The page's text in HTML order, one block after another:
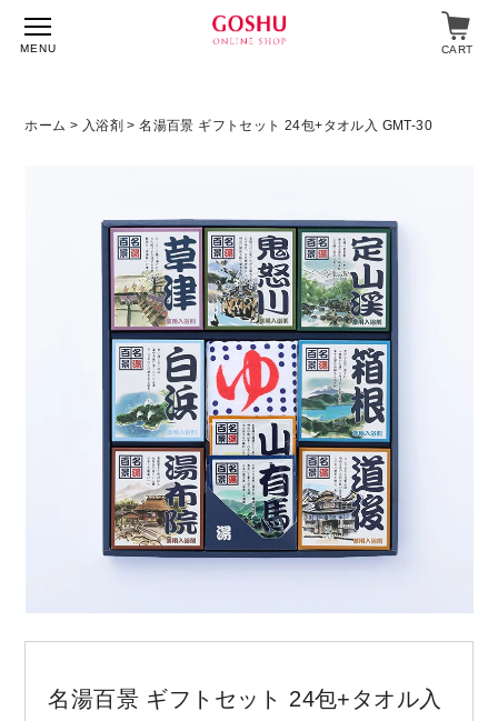
スキンケア
マイページ ログイン
ショップガイド よくあるご質問
ギフト対応について メルマガ登録
お問い合わせ
コーポレートサイト
MENU CART
ホーム > 入浴剤 > 名湯百景 ギフトセット 24包+タオル入 GMT-30
名湯百景 ギフトセット 24包+タオル入